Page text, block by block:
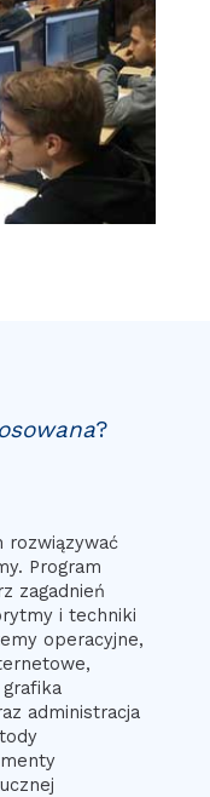
?
rozwiązywać
Program
zagadnień
i techniki
operacyjne,
administracja